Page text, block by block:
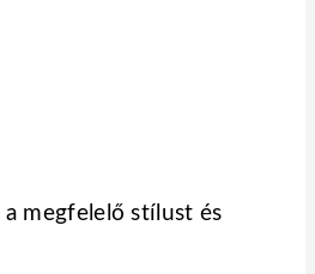
megfelelő stílust és